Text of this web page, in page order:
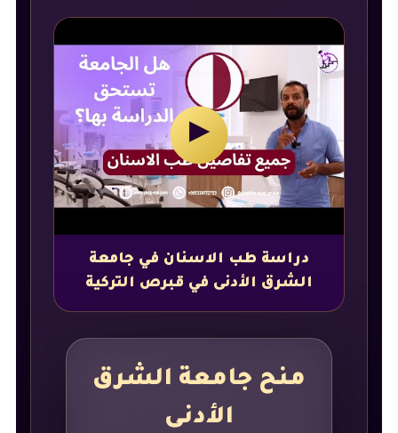
▶
دراسة طب الاسنان في جامعة
الشرق الأدنى في قبرص التركية
منح جامعة الشرق
الأدنى